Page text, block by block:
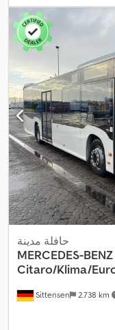
نظام الفرامل المانعة
للانغلاق (ABS)
Sittensen 2.738 km
حافلة مدينة
MERCEDES-BENZ
Citaro/Klima/